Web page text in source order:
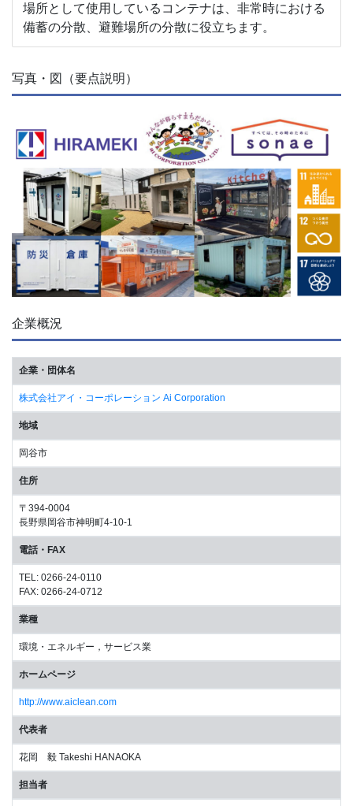
場所として使用しているコンテナは、非常時における
備蓄の分散、避難場所の分散に役立ちます。
写真・図（要点説明）
企業概況
企業・団体名
株式会社アイ・コーポレーション Ai Corporation
地域
岡谷市
住所
〒394-0004
長野県岡谷市神明町4-10-1
電話・FAX
TEL: 0266-24-0110
FAX: 0266-24-0712
業種
環境・エネルギー，サービス業
ホームページ
http://www.aiclean.com
代表者
花岡 毅 Takeshi HANAOKA
担当者